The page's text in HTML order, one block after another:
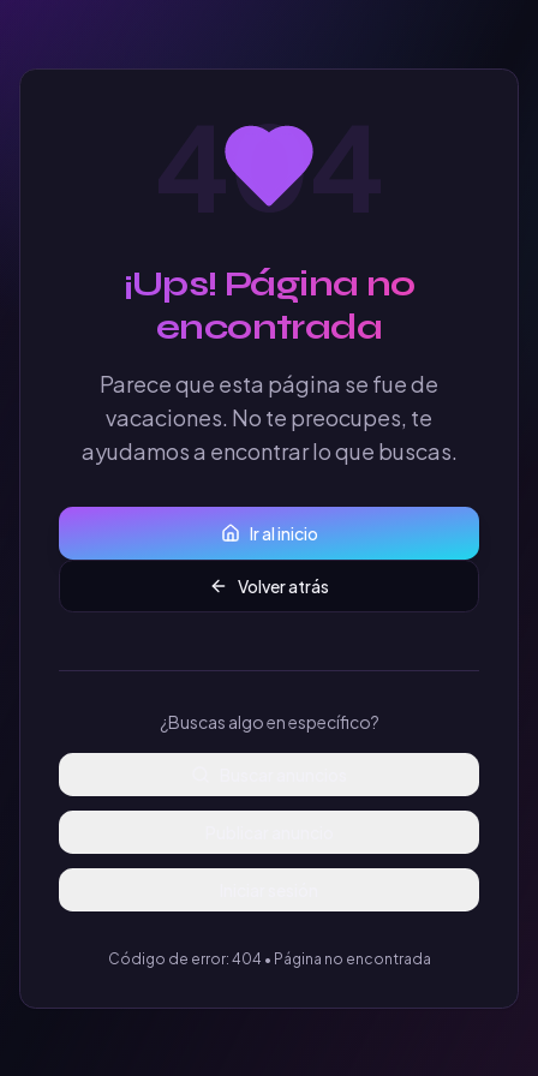
404
¡Ups! Página no
encontrada
Parece que esta página se fue de
vacaciones. No te preocupes, te
ayudamos a encontrar lo que buscas.
Ir al inicio
Volver atrás
¿Buscas algo en específico?
Código de error: 404 • Página no encontrada